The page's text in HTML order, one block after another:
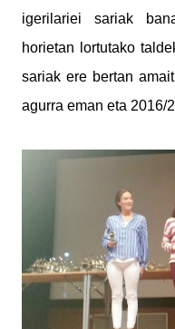
igerilariei sariak
horietan lortutako
sariak ere bertan
agurra eman eta 2016/